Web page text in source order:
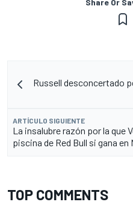
Share Or
Russell desconcertado
ARTÍCULO SIGUIENTE
La insalubre razón por la que
piscina de Red Bull si gana en
TOP COMMENTS